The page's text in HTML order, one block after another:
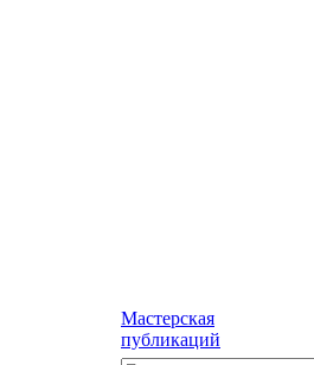
Мастерская
публикаций